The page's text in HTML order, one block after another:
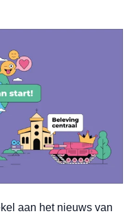
aan het nieuws van